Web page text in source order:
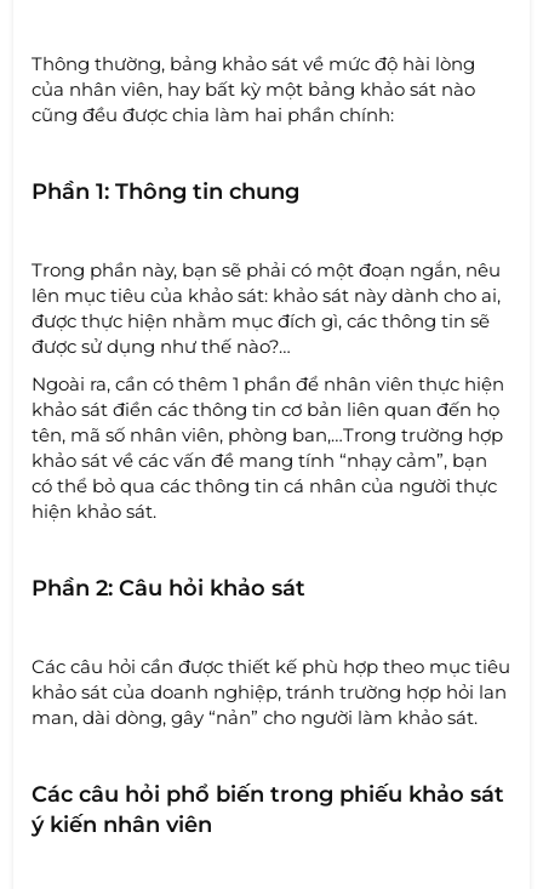
Thông thường, bảng khảo sát về mức độ hài lòng
của nhân viên, hay bất kỳ một bảng khảo sát nào
cũng đều được chia làm hai phần chính:
Phần 1: Thông tin chung
Trong phần này, bạn sẽ phải có một đoạn ngắn, nêu
lên mục tiêu của khảo sát: khảo sát này dành cho ai,
được thực hiện nhằm mục đích gì, các thông tin sẽ
được sử dụng như thế nào?…
Ngoài ra, cần có thêm 1 phần để nhân viên thực hiện
khảo sát điền các thông tin cơ bản liên quan đến họ
tên, mã số nhân viên, phòng ban,…Trong trường hợp
khảo sát về các vấn đề mang tính “nhạy cảm”, bạn
có thể bỏ qua các thông tin cá nhân của người thực
hiện khảo sát.
Phần 2: Câu hỏi khảo sát
Các câu hỏi cần được thiết kế phù hợp theo mục tiêu
khảo sát của doanh nghiệp, tránh trường hợp hỏi lan
man, dài dòng, gây “nản” cho người làm khảo sát.
Các câu hỏi phổ biến trong phiếu khảo sát
ý kiến nhân viên